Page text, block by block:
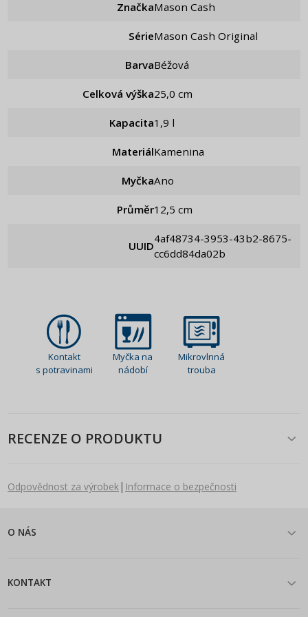
Značka Mason Cash
Série Mason Cash Original
Barva Béžová
Celková výška 25,0 cm
Kapacita 1,9 l
Materiál Kamenina
Myčka Ano
Průměr 12,5 cm
UUID
4af48734-3953-43b2-8675-
cc6dd84da02b
Kontakt
s potravinami
Myčka na
nádobí
Mikrovlnná
trouba
RECENZE O PRODUKTU
Odpovědnost za výrobek| Informace o bezpečnosti
O NÁS
KONTAKT